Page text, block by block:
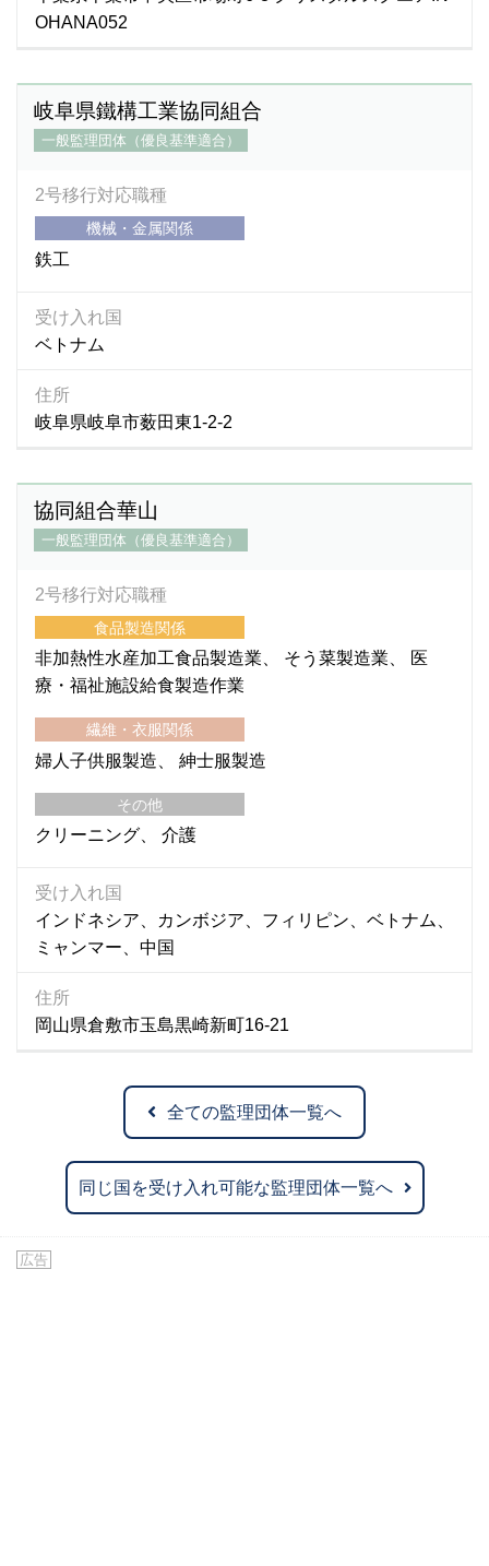
OHANA052
岐阜県鐵構工業協同組合
一般監理団体（優良基準適合）
2号移行対応職種
機械・金属関係
鉄工
受け入れ国
ベトナム
住所
岐阜県岐阜市薮田東1-2-2
協同組合華山
一般監理団体（優良基準適合）
2号移行対応職種
食品製造関係
非加熱性水産加工食品製造業 そう菜製造業
医
療・福祉施設給食製造作業
繊維・衣服関係
婦人子供服製造 紳士服製造
その他
クリーニング 介護
受け入れ国
インドネシア、カンボジア、フィリピン、ベトナム、
ミャンマー、中国
住所
岡山県倉敷市玉島黒崎新町16-21
全ての監理団体一覧へ
同じ国を受け入れ可能な監理団体一覧へ
広告